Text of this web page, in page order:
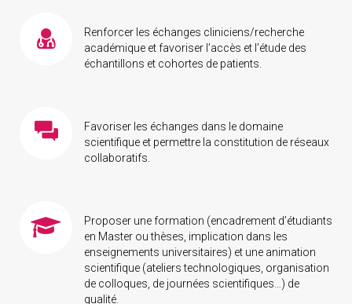
Renforcer les échanges cliniciens/recherche
académique et favoriser l’accès et l’étude des
échantillons et cohortes de patients.
Favoriser les échanges dans le domaine
scientifique et permettre la constitution de réseaux
collaboratifs.
Proposer une formation (encadrement d’étudiants
en Master ou thèses, implication dans les
enseignements universitaires) et une animation
scientifique (ateliers technologiques, organisation
de colloques, de journées scientifiques…) de
qualité.